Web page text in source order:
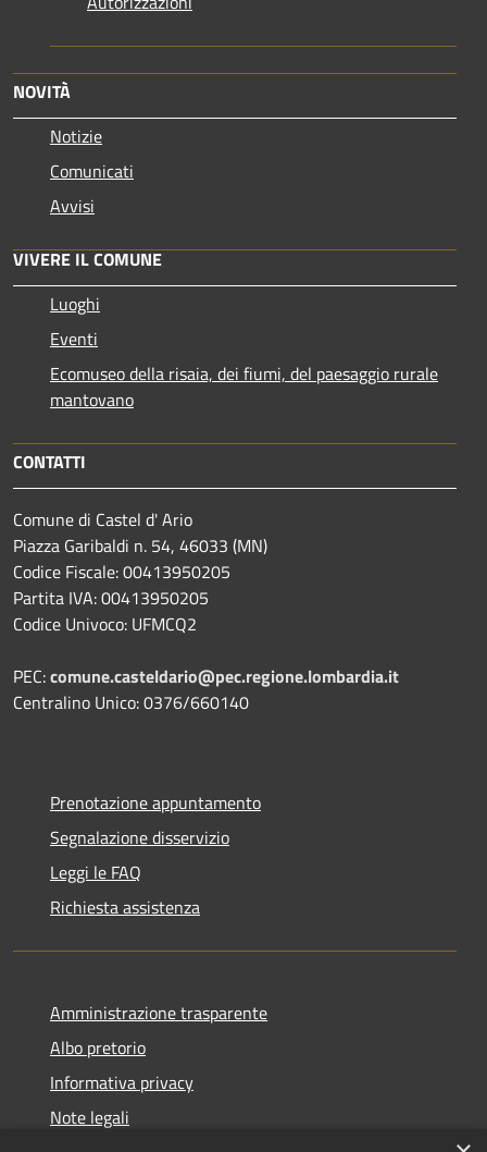
NOVITÀ
Notizie
Comunicati
Avvisi
VIVERE IL COMUNE
Luoghi
Eventi
Ecomuseo della risaia, dei fiumi, del paesaggio rurale
mantovano
CONTATTI
Comune di Castel d' Ario
Piazza Garibaldi n. 54, 46033 (MN)
Codice Fiscale: 00413950205
Partita IVA: 00413950205
Codice Univoco: UFMCQ2
PEC:comune.casteldario@pec.regione.lombardia.it
Centralino Unico: 0376/660140
Prenotazione appuntamento
Segnalazione disservizio
Leggi le FAQ
Richiesta assistenza
Amministrazione trasparente
Albo pretorio
Informativa privacy
Note legali